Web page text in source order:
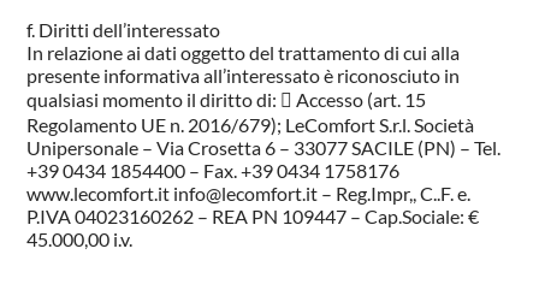
Diritti dell’interessato
In relazione ai dati oggetto del trattamento di cui alla
presente informativa all’interessato è riconosciuto in
qualsiasi momento il diritto di:  Accesso (art. 15
Regolamento UE n. 2016/679); LeComfort S.r.l. Società
Unipersonale – Via Crosetta 6 – 33077 SACILE (PN) – Tel.
+39 0434 1854400 – Fax. +39 0434 1758176
www.lecomfort.it info@lecomfort.it – Reg.Impr,, C..F. e.
P.IVA 04023160262 – REA PN 109447 – Cap.Sociale: €
45.000,00 i.v.